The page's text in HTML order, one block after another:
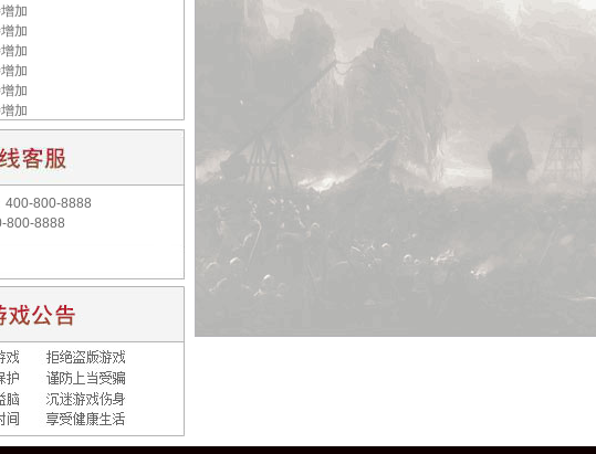
加
加
加
加
加
加
400-800-8888
800-8888